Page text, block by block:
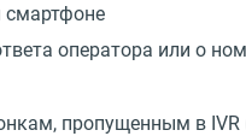
смартфоне
оператора или о
пропущенным в